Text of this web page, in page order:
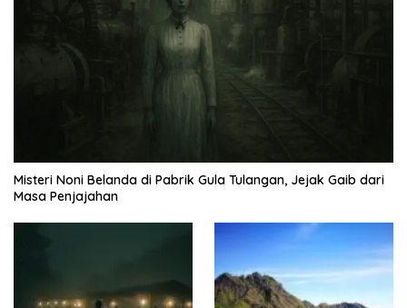
Misteri Noni Belanda di Pabrik Gula Tulangan, Jejak Gaib dari
Masa Penjajahan